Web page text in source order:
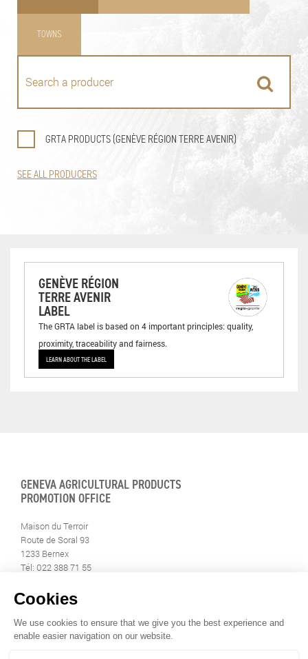
TOWNS
GRTA PRODUCTS (GENÈVE RÉGION TERRE AVENIR)
SEE ALL PRODUCERS
GENÈVE RÉGION
TERRE AVENIR
LABEL
The GRTA label is based on 4 important principles: quality,
proximity, traceability and fairness.
LEARN ABOUT THE LABEL
GENEVA AGRICULTURAL PRODUCTS
PROMOTION OFFICE
Maison du Terroir
Route de Soral 93
1233 Bernex
Tél: 022 388 71 55
info@geneveterroir.ge.ch
STAY INFORMED
ALL THE TERROIR NEWS